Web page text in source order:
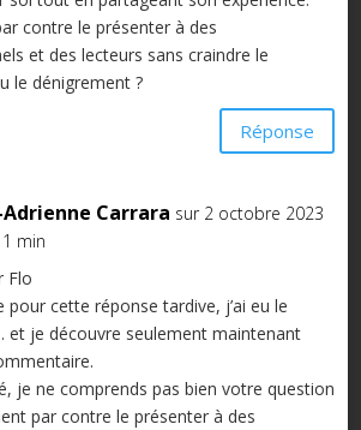
contre le présenter à des
et des lecteurs sans craindre le
le dénigrement ?
Réponse
Carrara sur 2 octobre 2023
min
Flo
pour cette réponse tardive, j’ai eu le
et je découvre seulement maintenant
je ne comprends pas bien votre question
par contre le présenter à des